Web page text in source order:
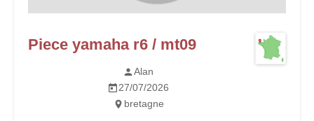
Piece yamaha r6 / mt09
Alan
27/07/2026
bretagne